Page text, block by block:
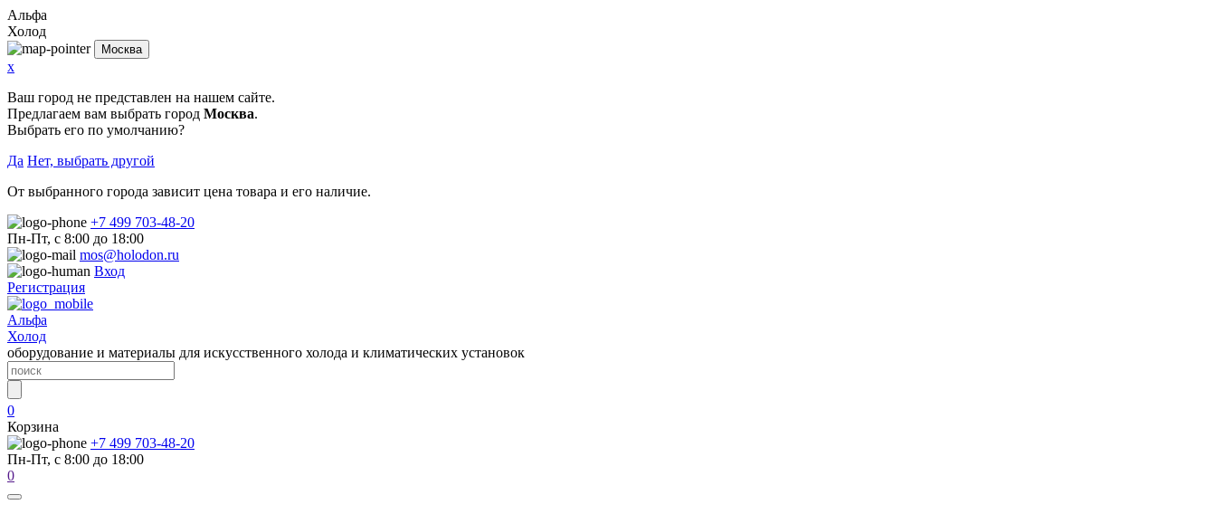
Альфа
Холод
Москва
x
Ваш город не представлен на нашем сайте.
Предлагаем вам выбрать город Москва.
Выбрать его по умолчанию?
Да Нет, выбрать другой
От выбранного города зависит цена товара и его наличие.
+7 499 703-48-20
Пн-Пт, с 8:00 до 18:00
mos@holodon.ru
Вход
Регистрация
Альфа
Холод
оборудование и материалы для искусственного холода и климатических установок
0
Корзина
+7 499 703-48-20
Пн-Пт, с 8:00 до 18:00
0